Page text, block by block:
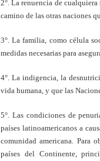
2°. La renuencia de
camino de las otras naciones
3°. La familia, como célula
medidas necesarias para
4°. La indigencia, la
vida humana, y que las
5°. Las condiciones de
países latinoamericanos a
comunidad americana. Para
países del Continente,